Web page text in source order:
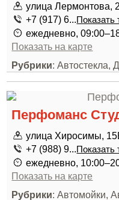
улица Лермонтова,
+7 (917) 6...Показать
ежедневно,
Показать на карте
Рубрики: Автостекла,
Перфоманс
улица Хиросимы,
+7 (988) 9...Показать
ежедневно,
Показать на карте
Рубрики: Автомойки,